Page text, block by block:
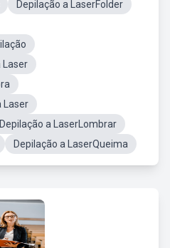
Depilação a LaserFolder
Laser
Laser
Depilação a LaserLombrar
Depilação a LaserQueima